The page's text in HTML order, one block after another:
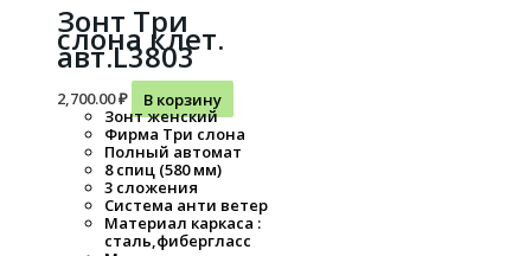
Зонт Три
слона клет.
авт.L3803
2,700.00₽
В корзину
Зонт женский
Фирма Три слона
Полный автомат
8 спиц (580 мм)
3 сложения
Система анти ветер
Материал каркаса :
сталь,фибергласс